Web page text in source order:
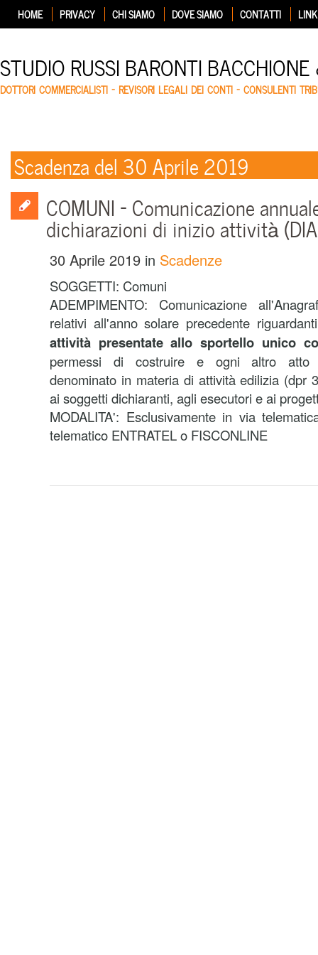
HOME PRIVACY CHI SIAMO DOVE SIAMO CONTATTI LINK
STUDIO RUSSI BARONTI
DOTTORI COMMERCIALISTI – REVISORI LEGALI DEI CONTI – CONSULENTI
Scadenza del 30 Aprile 2019
COMUNI – Comunicazione
dichiarazioni di inizio attività
30 Aprile 2019 in Scadenze
SOGGETTI: Comuni
ADEMPIMENTO: Comunicazione
relativi all'anno solare precedente
attività presentate allo sportello unico
permessi di costruire e ogni altro atto
denominato in materia di attività edilizia (dpr
ai soggetti dichiaranti, agli esecutori e ai
MODALITA': Esclusivamente in via
telematico ENTRATEL o FISCONLINE